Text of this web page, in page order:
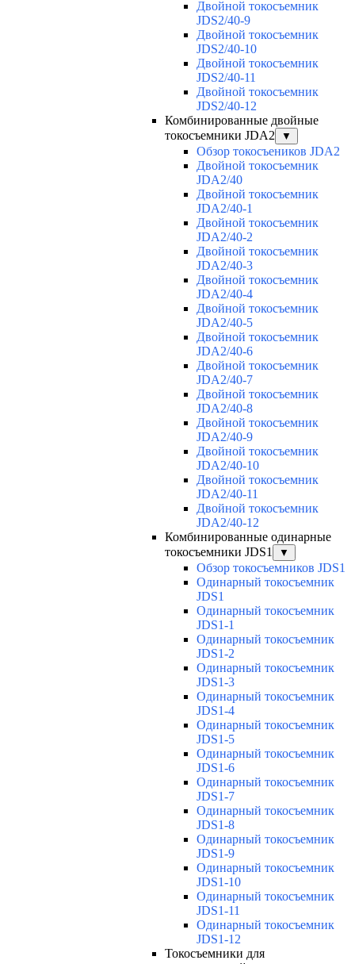
Двойной токосъемник
JDS2/40-9
Двойной токосъемник
JDS2/40-10
Двойной токосъемник
JDS2/40-11
Двойной токосъемник
JDS2/40-12
Комбинированные двойные
токосъемники JDA2
▼
Обзор токосъеников JDA2
Двойной токосъемник
JDA2/40
Двойной токосъемник
JDA2/40-1
Двойной токосъемник
JDA2/40-2
Двойной токосъемник
JDA2/40-3
Двойной токосъемник
JDA2/40-4
Двойной токосъемник
JDA2/40-5
Двойной токосъемник
JDA2/40-6
Двойной токосъемник
JDA2/40-7
Двойной токосъемник
JDA2/40-8
Двойной токосъемник
JDA2/40-9
Двойной токосъемник
JDA2/40-10
Двойной токосъемник
JDA2/40-11
Двойной токосъемник
JDA2/40-12
Комбинированные одинарные
токосъемники JDS1
▼
Обзор токосъемников JDS1
Одинарный токосъемник
JDS1
Одинарный токосъемник
JDS1-1
Одинарный токосъемник
JDS1-2
Одинарный токосъемник
JDS1-3
Одинарный токосъемник
JDS1-4
Одинарный токосъемник
JDS1-5
Одинарный токосъемник
JDS1-6
Одинарный токосъемник
JDS1-7
Одинарный токосъемник
JDS1-8
Одинарный токосъемник
JDS1-9
Одинарный токосъемник
JDS1-10
Одинарный токосъемник
JDS1-11
Одинарный токосъемник
JDS1-12
Токосъемники для